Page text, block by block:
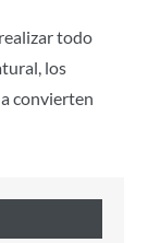
todo
los
convierten